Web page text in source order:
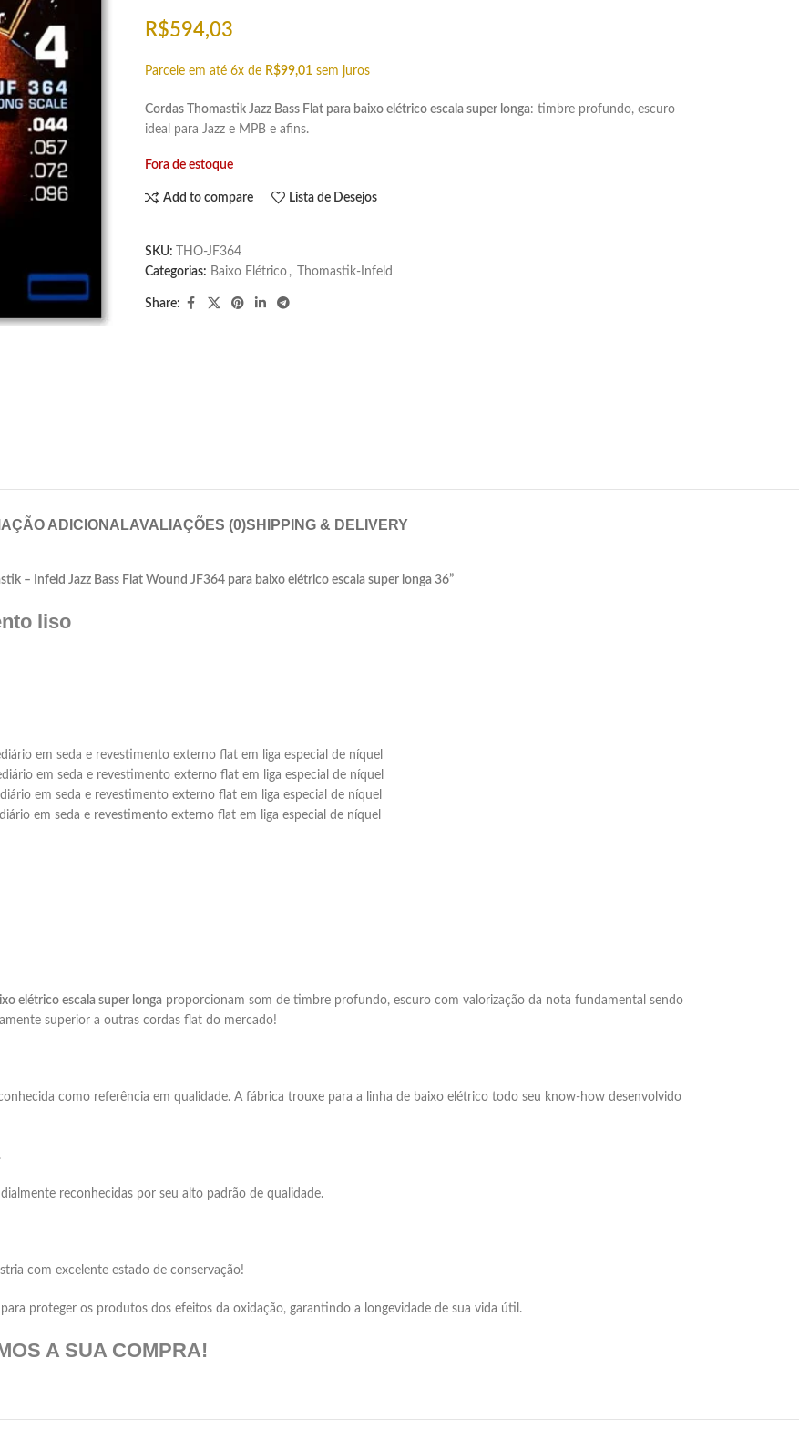
R$594,03
Parcele em até 6x de R$99,01 sem juros
Cordas Thomastik Jazz Bass Flat para baixo elétrico escala super longa: timbre profundo, escuro
ideal para Jazz e MPB e afins.
Fora de estoque
Add to compare Lista de Desejos
SKU:
THO-JF364
Categorias: Baixo Elétrico , Thomastik-Infeld
Share:
ADICIONALAVALIAÇÕES (0)SHIPPING & DELIVERY
– Infeld Jazz Bass Flat Wound JF364 para baixo elétrico escala super longa 36”
liso
em seda e revestimento externo flat em liga especial de níquel
em seda e revestimento externo flat em liga especial de níquel
em seda e revestimento externo flat em liga especial de níquel
em seda e revestimento externo flat em liga especial de níquel
elétrico escala super longa proporcionam som de timbre profundo, escuro com valorização da nota fundamental sendo
superior a outras cordas flat do mercado!
como referência em qualidade. A fábrica trouxe para a linha de baixo elétrico todo seu know-how desenvolvido
reconhecidas por seu alto padrão de qualidade.
com excelente estado de conservação!
proteger os produtos dos efeitos da oxidação, garantindo a longevidade de sua vida útil.
A SUA COMPRA!